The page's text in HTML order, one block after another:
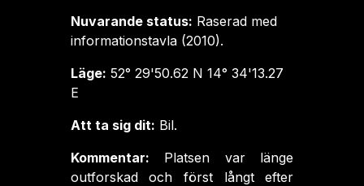
Nuvarande status: Raserad med
informationstavla (2010).
Läge: 52° 29'50.62 N 14° 34'13.27
E
Att ta sig dit: Bil.
Kommentar:
Platsen var länge
outforskad och först långt efter